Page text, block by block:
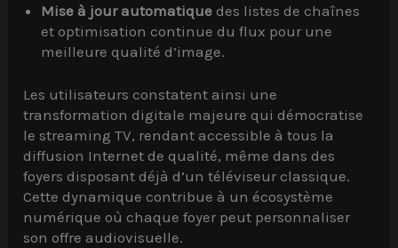
Mise à jour automatique des listes de chaînes
et optimisation continue du flux pour une
meilleure qualité d’image.
Les utilisateurs constatent ainsi une
transformation digitale majeure qui démocratise
le streaming TV, rendant accessible à tous la
diffusion Internet de qualité, même dans des
foyers disposant déjà d’un téléviseur classique.
Cette dynamique contribue à un écosystème
numérique où chaque foyer peut personnaliser
son offre audiovisuelle.